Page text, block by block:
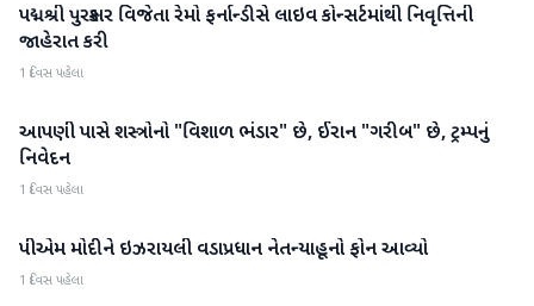
આંતરરાષ્ટ્રીય
પદ્મશ્રી પુરસ્કાર વિજેતા રેમો ફર્નાન્ડીસે લાઇવ કોન્સર્ટમાંથી નિવૃત્તિની
જાહેરાત કરી
1 દિવસ પહેલા
આંતરરાષ્ટ્રીય
આપણી પાસે શસ્ત્રોનો "વિશાળ ભંડાર" છે, ઈરાન "ગરીબ" છે, ટ્રમ્પનું
નિવેદન
1 દિવસ પહેલા
આંતરરાષ્ટ્રીય
પીએમ મોદીને ઇઝરાયલી વડાપ્રધાન નેતન્યાહૂનો ફોન આવ્યો
1 દિવસ પહેલા